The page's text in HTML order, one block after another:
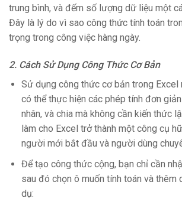
trung bình, và đếm số lượng dữ liệu một
Đây là lý do vì sao công thức tính toán
trọng trong công việc hàng ngày.
2. Cách Sử Dụng Công Thức Cơ Bản
Sử dụng công thức cơ bản trong Excel
có thể thực hiện các phép tính đơn
nhân, và chia mà không cần kiến thức
làm cho Excel trở thành một công cụ
người mới bắt đầu và người dùng
Để tạo công thức cộng, bạn chỉ cần
sau đó chọn ô muốn tính toán và thêm
dụ: